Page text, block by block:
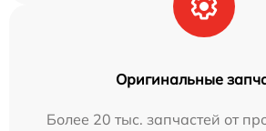
Оригинальные
Более 20 тыс. запчастей от